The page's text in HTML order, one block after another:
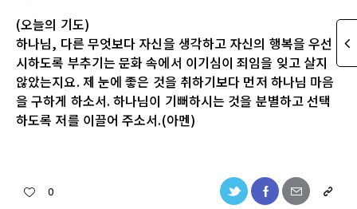
(오늘의 기도)
하나님, 다른 무엇보다 자신을 생각하고 자신의 행복을 우선
시하도록 부추기는 문화 속에서 이기심이 죄임을 잊고 살지
않았는지요. 제 눈에 좋은 것을 취하기보다 먼저 하나님 마음
을 구하게 하소서. 하나님이 기뻐하시는 것을 분별하고 선택
하도록 저를 이끌어 주소서.(아멘)
0